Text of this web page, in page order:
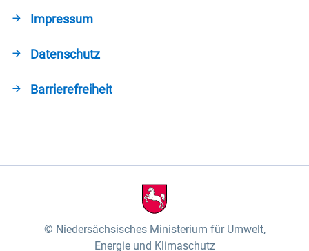
Impressum
Datenschutz
Barrierefreiheit
Niedersächsisches Ministerium für Umwelt,
Energie und Klimaschutz